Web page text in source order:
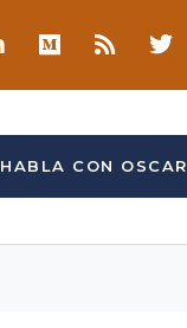
HABLA CON OSCAR